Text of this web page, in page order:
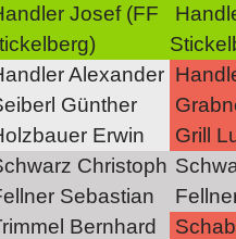
Josef (FF
Alexander
Günther
Erwin
Grill
Christoph
Sebastian
Bernhard